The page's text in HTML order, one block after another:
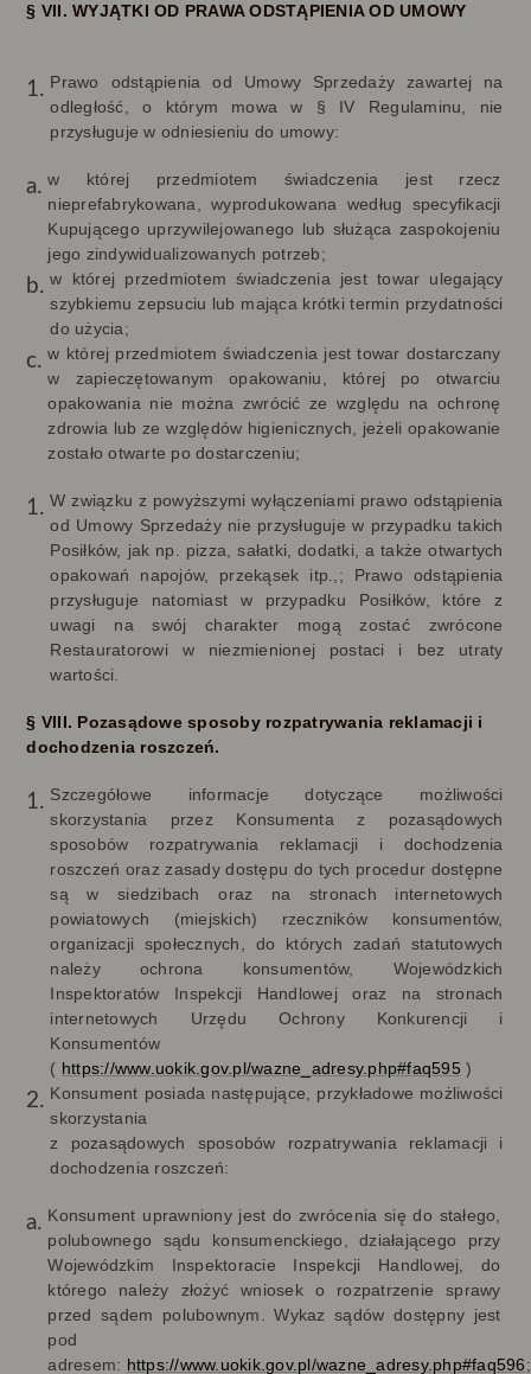
§ VII. WYJĄTKI OD PRAWA ODSTĄPIENIA OD UMOWY
Prawo odstąpienia od Umowy Sprzedaży zawartej na
odległość, o którym mowa w § IV Regulaminu, nie
przysługuje w odniesieniu do umowy:
w której przedmiotem świadczenia jest rzecz
nieprefabrykowana, wyprodukowana według specyfikacji
Kupującego uprzywilejowanego lub służąca zaspokojeniu
jego zindywidualizowanych potrzeb;
w której przedmiotem świadczenia jest towar ulegający
szybkiemu zepsuciu lub mająca krótki termin przydatności
do użycia;
w której przedmiotem świadczenia jest towar dostarczany
w zapieczętowanym opakowaniu, której po otwarciu
opakowania nie można zwrócić ze względu na ochronę
zdrowia lub ze względów higienicznych, jeżeli opakowanie
zostało otwarte po dostarczeniu;
W związku z powyższymi wyłączeniami prawo odstąpienia
od Umowy Sprzedaży nie przysługuje w przypadku takich
Posiłków, jak np. pizza, sałatki, dodatki, a także otwartych
opakowań napojów, przekąsek itp.,; Prawo odstąpienia
przysługuje natomiast w przypadku Posiłków, które z
uwagi na swój charakter mogą zostać zwrócone
Restauratorowi w niezmienionej postaci i bez utraty
wartości.
§ VIII. Pozasądowe sposoby rozpatrywania reklamacji i
dochodzenia roszczeń.
Szczegółowe informacje dotyczące możliwości
skorzystania przez Konsumenta z pozasądowych
sposobów rozpatrywania reklamacji i dochodzenia
roszczeń oraz zasady dostępu do tych procedur dostępne
są w siedzibach oraz na stronach internetowych
powiatowych (miejskich) rzeczników konsumentów,
organizacji społecznych, do których zadań statutowych
należy ochrona konsumentów, Wojewódzkich
Inspektoratów Inspekcji Handlowej oraz na stronach
internetowych Urzędu Ochrony Konkurencji i
Konsumentów
( https://www.uokik.gov.pl/wazne_adresy.php#faq595 )
Konsument posiada następujące, przykładowe możliwości
skorzystania
z pozasądowych sposobów rozpatrywania reklamacji i
dochodzenia roszczeń:
Konsument uprawniony jest do zwrócenia się do stałego,
polubownego sądu konsumenckiego, działającego przy
Wojewódzkim Inspektoracie Inspekcji Handlowej, do
którego należy złożyć wniosek o rozpatrzenie sprawy
przed sądem polubownym. Wykaz sądów dostępny jest
pod
adresem: https://www.uokik.gov.pl/wazne_adresy.php#faq596;